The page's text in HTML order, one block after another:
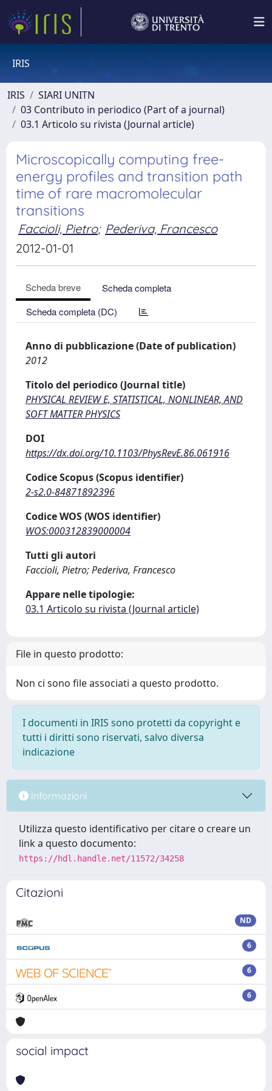
IRIS
IRIS
SIARI UNITN
03 Contributo in periodico (Part of a journal)
03.1 Articolo su rivista (Journal article)
Microscopically computing free-
energy profiles and transition path
time of rare macromolecular
transitions
Faccioli, Pietro; Pederiva, Francesco
2012-01-01
Scheda breve
Scheda completa
Scheda completa (DC)
Anno di pubblicazione (Date of publication)
2012
Titolo del periodico (Journal title)
PHYSICAL REVIEW E, STATISTICAL, NONLINEAR, AND
SOFT MATTER PHYSICS
DOI
https://dx.doi.org/10.1103/PhysRevE.86.061916
Codice Scopus (Scopus identifier)
2-s2.0-84871892396
Codice WOS (WOS identifier)
WOS:000312839000004
Tutti gli autori
Faccioli, Pietro; Pederiva, Francesco
Appare nelle tipologie:
03.1 Articolo su rivista (Journal article)
File in questo prodotto:
Non ci sono file associati a questo prodotto.
I documenti in IRIS sono protetti da copyright e
tutti i diritti sono riservati, salvo diversa
indicazione
Informazioni
Utilizza questo identificativo per citare o creare un
link a questo documento:
https://hdl.handle.net/11572/34258
Citazioni
ND
6
6
6
social impact